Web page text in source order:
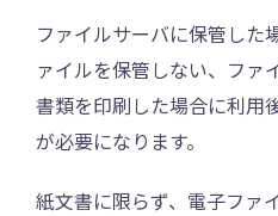
ファイルサーバに保管した
ァイルを保管しない、ファ
書類を印刷した場合に利用
が必要になります。
紙文書に限らず、電子ファ